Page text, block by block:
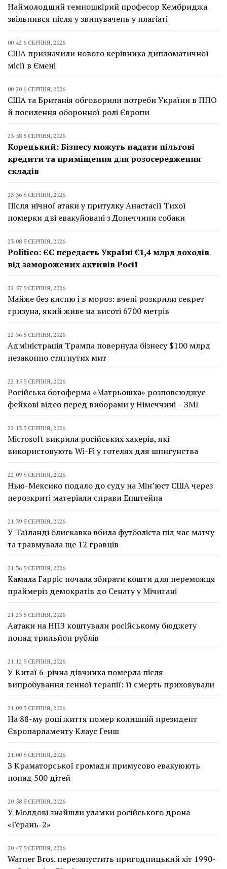
Наймолодший темношкірий професор Кембриджа
звільнився після у звинувачень у плагіаті
00:42 6 СЕРПНЯ, 2026
США призначили нового керівника дипломатичної
місії в Ємені
00:20 6 СЕРПНЯ, 2026
США та Британія обговорили потреби України в ППО
й посилення оборонної ролі Європи
23:58 5 СЕРПНЯ, 2026
Корецький: Бізнесу можуть надати пільгові
кредити та приміщення для розосередження
складів
23:36 5 СЕРПНЯ, 2026
Після нічної атаки у притулку Анастасії Тихої
померки дві евакуйовані з Донеччини собаки
23:08 5 СЕРПНЯ, 2026
Politico: ЄС передасть Україні €1,4 млрд доходів
від заморожених активів Росії
22:57 5 СЕРПНЯ, 2026
Майже без кисню і в мороз: вчені розкрили секрет
гризуна, який живе на висоті 6700 метрів
22:36 5 СЕРПНЯ, 2026
Адміністрація Трампа повернула бізнесу $100 млрд
незаконно стягнутих мит
22:15 5 СЕРПНЯ, 2026
Російська ботоферма «Матрьошка» розповсюджує
фейкові відео перед виборами у Німеччині – ЗМІ
22:13 5 СЕРПНЯ, 2026
Microsoft викрила російських хакерів, які
використовують Wi-Fi у готелях для шпигунства
22:09 5 СЕРПНЯ, 2026
Нью-Мексико подало до суду на Мін’юст США через
нерозкриті матеріали справи Епштейна
21:39 5 СЕРПНЯ, 2026
У Таїланді блискавка вбила футболіста під час матчу
та травмувала ще 12 гравців
21:36 5 СЕРПНЯ, 2026
Камала Гарріс почала збирати кошти для переможця
праймеріз демократів до Сенату у Мічигані
21:23 5 СЕРПНЯ, 2026
Аатаки на НПЗ коштували російському бюджету
понад трильйон рублів
21:12 5 СЕРПНЯ, 2026
У Китаї 6-річна дівчинка померла після
випробування генної терапії: її смерть приховували
21:09 5 СЕРПНЯ, 2026
На 88-му році життя помер колишній президент
Європарламенту Клаус Генш
21:00 5 СЕРПНЯ, 2026
З Краматорської громади примусово евакуюють
понад 500 дітей
20:58 5 СЕРПНЯ, 2026
У Молдові знайшли уламки російського дрона
«Герань-2»
20:47 5 СЕРПНЯ, 2026
Warner Bros. перезапустить пригодницький хіт 1990-